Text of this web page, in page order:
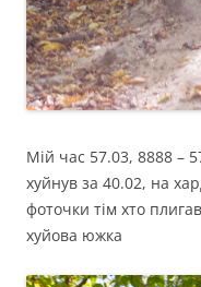
Мій час 57.03, 8888 –
хуйнув за 40.02, на
фоточки тім хто
хуйова южка